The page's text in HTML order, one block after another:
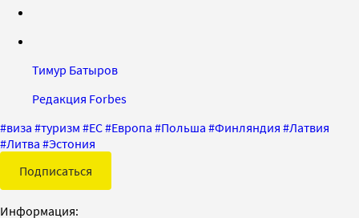
Тимур Батыров
Редакция Forbes
#виза #туризм #ЕС#Европа #Польша #Финляндия #Латвия
#Литва #Эстония
Подписаться
Информация: